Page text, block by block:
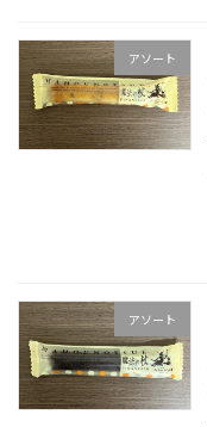
アソート
アソート